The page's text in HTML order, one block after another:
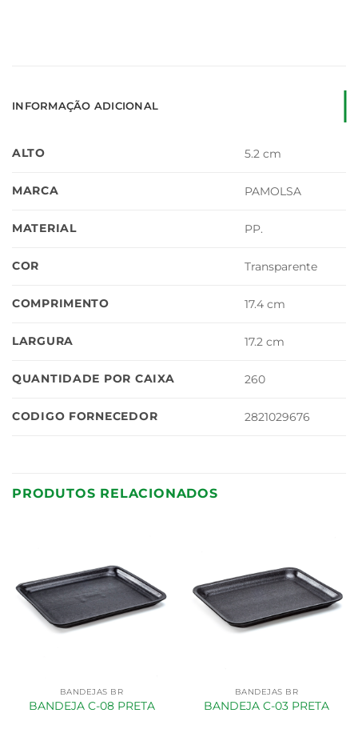
INFORMAÇÃO ADICIONAL
ALTO 5.2 cm
MARCA PAMOLSA
MATERIAL PP.
COR Transparente
COMPRIMENTO 17.4 cm
LARGURA 17.2 cm
QUANTIDADE POR CAIXA 260
CODIGO FORNECEDOR 2821029676
PRODUTOS RELACIONADOS
BANDEJAS BR
BANDEJA C-08 PRETA
BANDEJAS BR
BANDEJA C-03 PRETA